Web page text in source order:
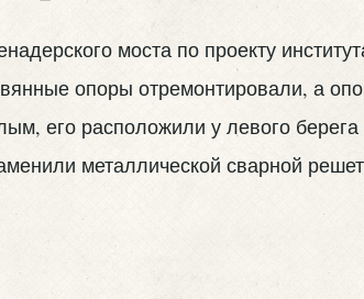
моста по проекту
опоры отремонтировали, а
его расположили у левого
металлической сварной